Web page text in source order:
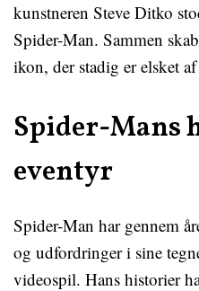
kunstneren Steve Ditko
Spider-Man. Sammen
ikon, der stadig er elsket
Spider-Mans
eventyr
Spider-Man har gennem
og udfordringer i sine
videospil. Hans historier